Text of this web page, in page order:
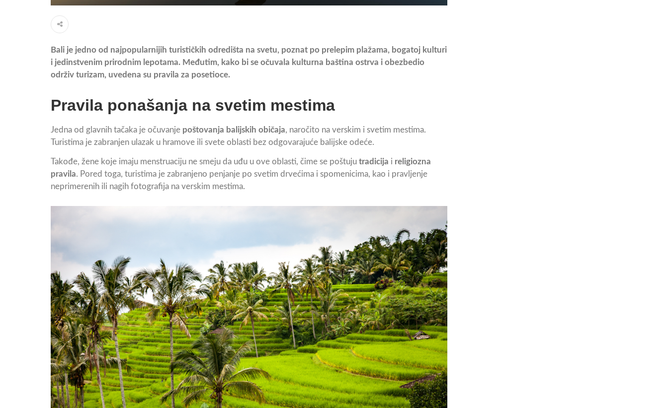
Bali je jedno od najpopularnijih turističkih odredišta na svetu, poznat po prelepim plažama, bogatoj kulturi
i jedinstvenim prirodnim lepotama. Međutim, kako bi se očuvala kulturna baština ostrva i obezbedio
održiv turizam, uvedena su pravila za posetioce.
Pravila ponašanja na svetim mestima
Jedna od glavnih tačaka je očuvanje poštovanja balijskih običaja, naročito na verskim i svetim mestima.
Turistima je zabranjen ulazak u hramove ili svete oblasti bez odgovarajuće balijske odeće.
Takođe, žene koje imaju menstruaciju ne smeju da uđu u ove oblasti, čime se poštuju tradicija i religiozna
pravila. Pored toga, turistima je zabranjeno penjanje po svetim drvećima i spomenicima, kao i pravljenje
neprimerenih ili nagih fotografija na verskim mestima.